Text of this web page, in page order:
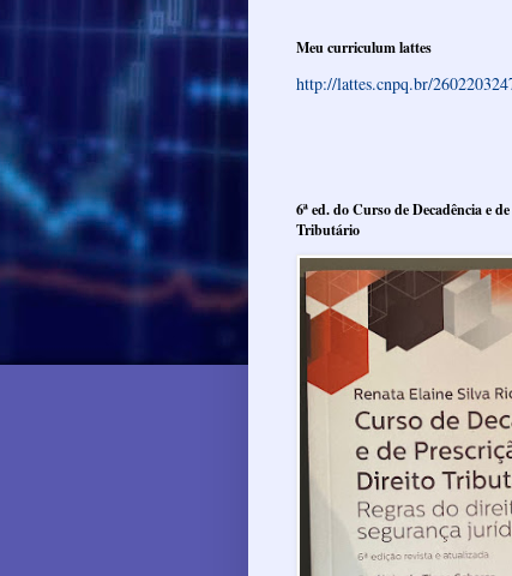
Meu curriculum lattes
http://lattes.cnpq.br/
6ª ed. do Curso de Decadência e
Tributário